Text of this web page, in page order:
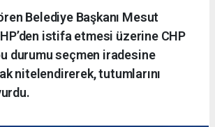
Belediye Başkanı Mesut
istifa etmesi üzerine CHP
durumu seçmen iradesine
nitelendirerek, tutumlarını